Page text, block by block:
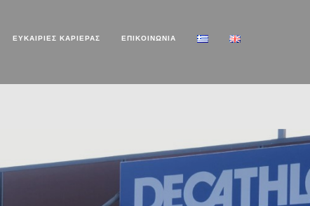
ΕΥΚΑΙΡΙΕΣ ΚΑΡΙΕΡΑΣ ΕΠΙΚΟΙΝΩΝΙΑ